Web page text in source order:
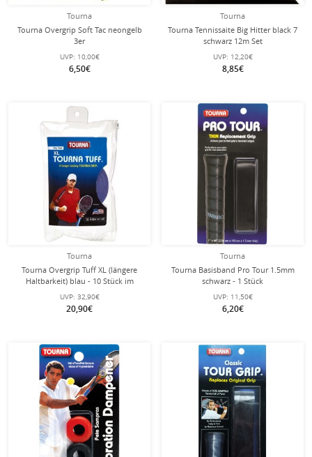
Tourna
Tourna Overgrip Soft Tac neongelb
3er
UVP: 10,00€
6,50€
Tourna
Tourna Tennissaite Big Hitter black 7
schwarz 12m Set
UVP: 12,20€
8,85€
Tourna
Tourna Overgrip Tuff XL (längere
Haltbarkeit) blau - 10 Stück im
Zipbeutel
UVP: 32,90€
20,90€
Tourna
Tourna Basisband Pro Tour 1.5mm
schwarz - 1 Stück
UVP: 11,50€
6,20€